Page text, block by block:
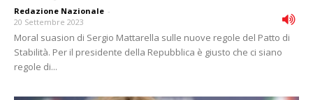
Redazione Nazionale -
20 Settembre 2023
Moral suasion di Sergio Mattarella sulle nuove regole del Patto di
Stabilità. Per il presidente della Repubblica è giusto che ci siano
regole di...